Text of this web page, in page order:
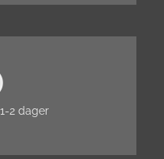
2 dager